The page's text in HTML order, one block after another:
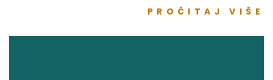
PROČITAJ VIŠE